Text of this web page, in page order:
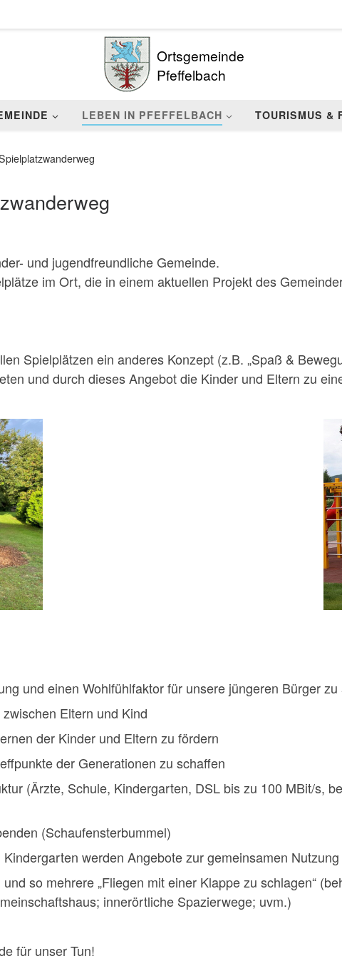
Ortsgemeinde
Pfeffelbach
LEBEN IN PFEFFELBACH TOURISMUS &
und jugendfreundliche Gemeinde.
im Ort, die in einem aktuellen Projekt des
Spielplätzen ein anderes Konzept (z.B. „Spaß &
und durch dieses Angebot die Kinder und Eltern zu
und einen Wohlfühlfaktor für unsere jüngeren Bürger zu
Eltern und Kind
der Kinder und Eltern zu fördern
der Generationen zu schaffen
(Ärzte, Schule, Kindergarten, DSL bis zu 100 MBit/s,
(Schaufensterbummel)
werden Angebote zur gemeinsamen
so mehrere „Fliegen mit einer Klappe zu schlagen“
innerörtliche Spazierwege; uvm.)
für unser Tun!